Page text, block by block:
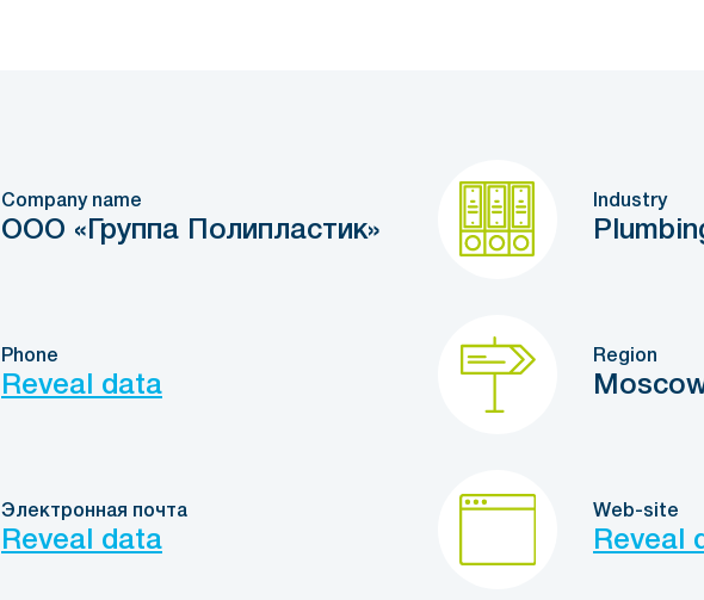
Company name
ООО «Группа Полипластик»
Industry
Phone
Reveal data
Region
Электронная почта
Reveal data
Web-site
Reveal